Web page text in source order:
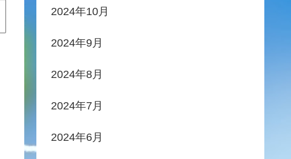
2024年10月
2024年9月
2024年8月
2024年7月
2024年6月